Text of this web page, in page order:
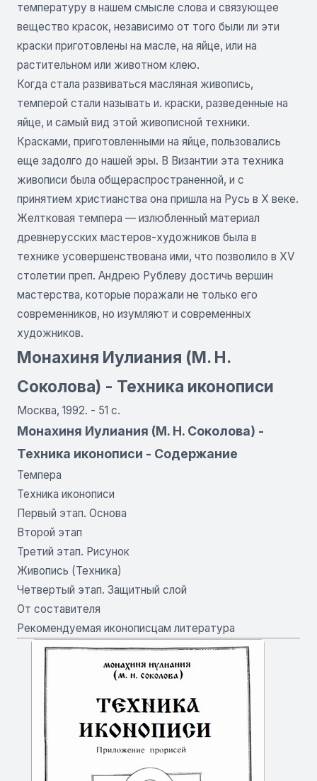
температуру в нашем смысле слова и связующее
вещество красок, независимо от того были ли эти
краски приготовлены на масле, на яйце, или на
растительном или животном клею.
Когда стала развиваться масляная живопись,
темперой стали называть и. краски, разведенные на
яйце, и самый вид этой живописной техники.
Красками, приготовленными на яйце, пользовались
еще задолго до нашей эры. В Византии эта техника
живописи была общераспространенной, и с
принятием христианства она пришла на Русь в X веке.
Желтковая темпера — излюбленный материал
древнерусских мастеров-художников была в
технике усовершенствована ими, что позволило в XV
столетии преп. Андрею Рублеву достичь вершин
мастерства, которые поражали не только его
современников, но изумляют и современных
художников.
Монахиня Иулиания (М. Н.
Соколова) - Техника иконописи
Москва, 1992. - 51 с.
Монахиня Иулиания (М. Н. Соколова) -
Техника иконописи - Содержание
Темпера
Техника иконописи
Первый этап. Основа
Второй этап
Третий этап. Рисунок
Живопись (Техника)
Четвертый этап. Защитный слой
От составителя
Рекомендуемая иконописцам литература